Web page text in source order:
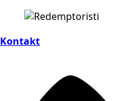
Kontakt